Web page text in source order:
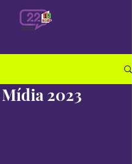
2023